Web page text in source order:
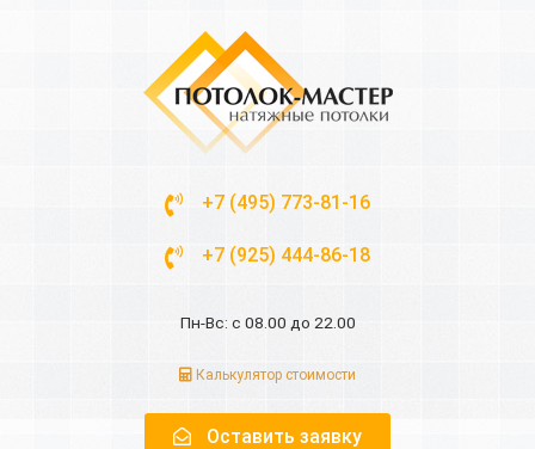
+7 (495) 773-81-16
+7 (925) 444-86-18
Пн-Вс: с 08.00 до 22.00
Калькулятор стоимости
Оставить заявку